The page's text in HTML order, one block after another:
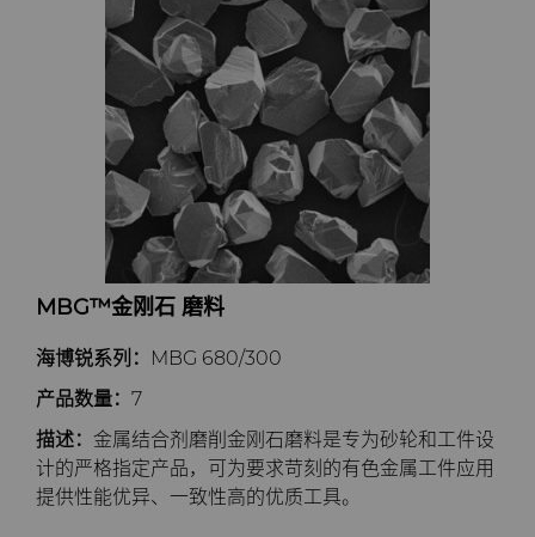
电子封装连接工具
发动机和变速箱
通用耐磨解决方案
注塑模具
医疗
精密测量工具
更多拉丝模坯料
硬质合金模芯烧结坯料和精磨坯料
Compax™ PCD拉丝模坯料
DuraNib™ 硬质合金模芯
Versimax™
航空航天
汽车
电子
能源与自然资源
食品与饮料
通用制造
刀具制造商解决方案
工程解决方案
服务车间
增材制造
资料库
材料
证书和数据表
材料分析实验室
关于我们
活动
公司管理
联系我们
销售办事处
安全数据表
MBG™金刚石 磨料
海博锐系列：
MBG 680/300
产品数量： 7
描述： 金属结合剂磨削金刚石磨料是专为砂轮和工件设
计的严格指定产品，可为要求苛刻的有色金属工件应用
提供性能优异、一致性高的优质工具。